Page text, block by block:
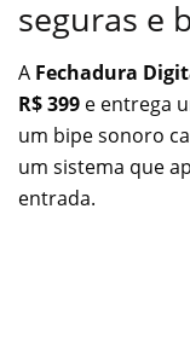
seguras e
A Fechadura
R$ 399 e entrega
um bipe sonoro
um sistema que
entrada.